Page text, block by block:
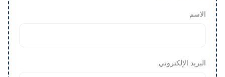
الاسم
البريد الإلكتروني